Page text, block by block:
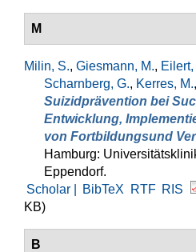
M
Milin, S., Giesmann, M., Eilert,
Scharnberg, G., Kerres, M.
Suizidprävention bei
Entwicklung,
von Fortbildungsund
Hamburg:
Eppendorf.
Scholar |
BibTeX RTF RIS
KB)
B